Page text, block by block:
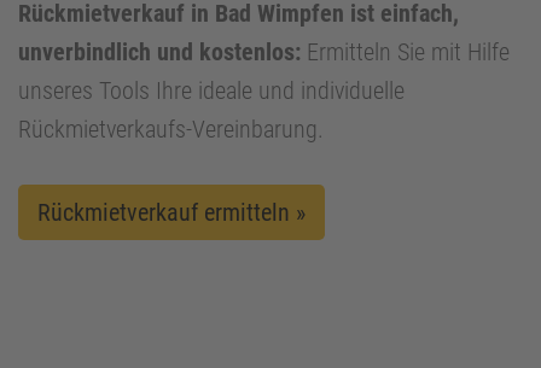
Rückmietverkauf in Bad Wimpfen ist einfach,
unverbindlich und kostenlos: Ermitteln Sie mit Hilfe
unseres Tools Ihre ideale und individuelle
Rückmietverkaufs-Vereinbarung.
Rückmietverkauf ermitteln »